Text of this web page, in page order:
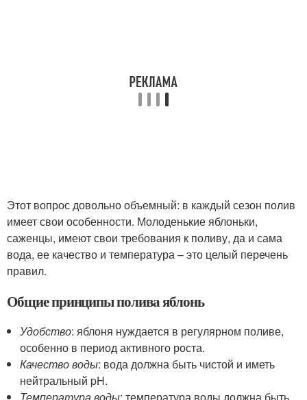
Этот вопрос довольно объемный: в каждый сезон полив
имеет свои особенности. Молоденькие яблоньки,
саженцы, имеют свои требования к поливу, да и сама
вода, ее качество и температура – это целый перечень
правил.
Общие принципы полива яблонь
Удобство: яблоня нуждается в регулярном поливе,
особенно в период активного роста.
Качество воды: вода должна быть чистой и иметь
нейтральный pH.